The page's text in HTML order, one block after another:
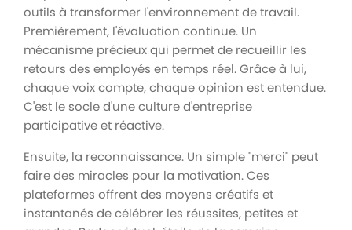
outils à transformer l'environnement de travail.
Premièrement, l'évaluation continue. Un
mécanisme précieux qui permet de recueillir les
retours des employés en temps réel. Grâce à lui,
chaque voix compte, chaque opinion est entendue.
C'est le socle d'une culture d'entreprise
participative et réactive.
Ensuite, la reconnaissance. Un simple "merci" peut
faire des miracles pour la motivation. Ces
plateformes offrent des moyens créatifs et
instantanés de célébrer les réussites, petites et